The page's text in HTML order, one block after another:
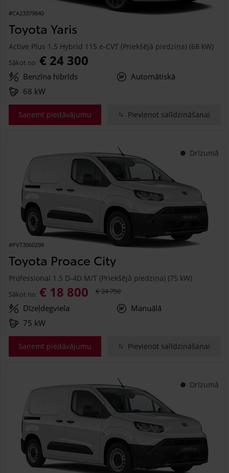
#CA23379840
Toyota Yaris
Active Plus 1.5 Hybrid 115 e-CVT (Priekšējā piedziņa) (68 kW)
Sākot no € 24 300
Benzīna hibrīds
Automātiskā
68 kW
Saņemt piedāvājumu Pievienot salīdzināšanai
Drīzumā
#PVT3060298
Toyota Proace City
Professional 1.5 D-4D M/T (Priekšējā piedziņa) (75 kW)
Sākot no € 18 800 € 24 750
Dīzeļdegviela
Manuālā
75 kW
Saņemt piedāvājumu Pievienot salīdzināšanai
Drīzumā